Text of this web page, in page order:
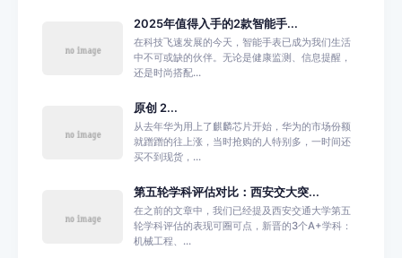
2025年值得入手的2款智能手...
在科技飞速发展的今天，智能手表已成为我们生活
中不可或缺的伙伴。无论是健康监测、信息提醒，
还是时尚搭配...
原创 2...
从去年华为用上了麒麟芯片开始，华为的市场份额
就蹭蹭的往上涨，当时抢购的人特别多，一时间还
买不到现货，...
第五轮学科评估对比：西安交大突...
在之前的文章中，我们已经提及西安交通大学第五
轮学科评估的表现可圈可点，新晋的3个A+学科：
机械工程、...